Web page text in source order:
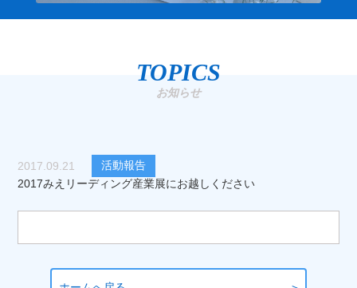
TOPICS
お知らせ
2017.09.21
活動報告
2017みえリーディング産業展にお越しください